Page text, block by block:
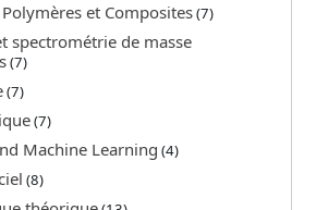
et Composites(7)
spectrométrie de masse
(7)
(7)
(7)
Machine Learning (4)
(8)